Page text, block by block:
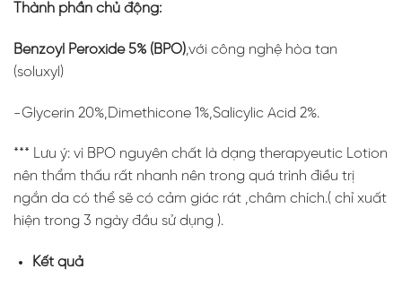
Thành phần chủ động:
Benzoyl Peroxide 5% (BPO),với công nghệ hòa tan
(soluxyl)
-Glycerin 20%,Dimethicone 1%,Salicylic Acid 2%.
*** Lưu ý: vì BPO nguyên chất là dạng therapyeutic Lotion
nên thẩm thấu rất nhanh nên trong quá trình điều trị
ngắn da có thể sẽ có cảm giác rát ,châm chích.( chỉ xuất
hiện trong 3 ngày đầu sử dụng ).
Kết quả